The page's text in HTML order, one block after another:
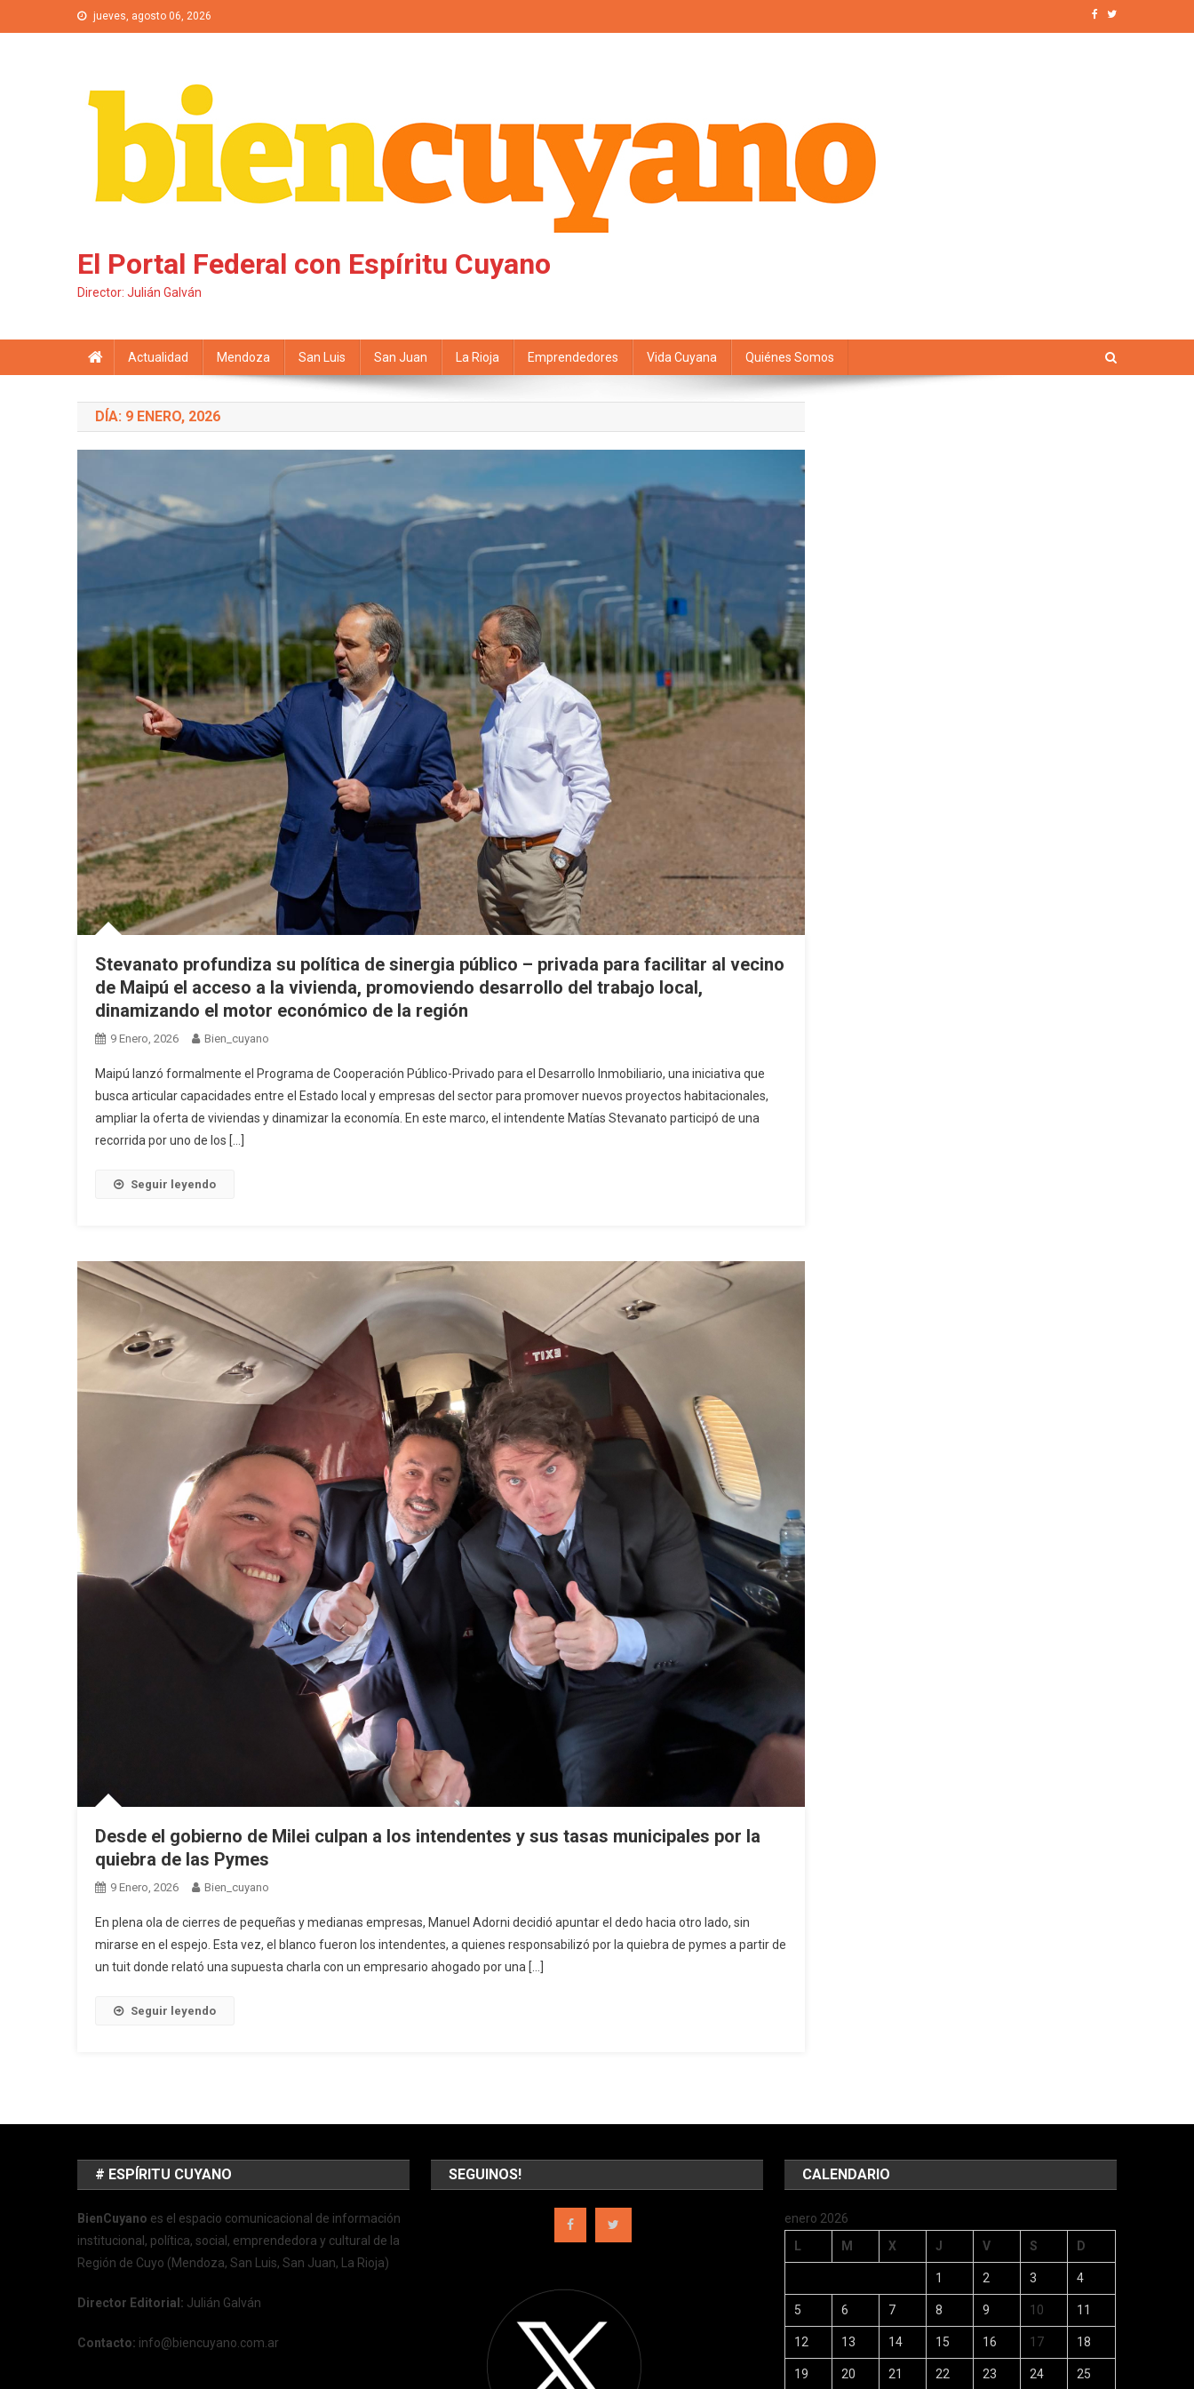
Saltar al contenidojueves, agosto 06, 2026
El Portal Federal con Espíritu Cuyano
Director: Julián Galván
Actualidad Mendoza San Luis San Juan La Rioja Emprendedores Vida Cuyana Quiénes Somos
DÍA: 9 ENERO, 2026
Stevanato profundiza su política de sinergia público – privada para facilitar al vecino
de Maipú el acceso a la vivienda, promoviendo desarrollo del trabajo local,
dinamizando el motor económico de la región
9 Enero, 2026 Bien_cuyano
Maipú lanzó formalmente el Programa de Cooperación Público-Privado para el Desarrollo Inmobiliario, una iniciativa que
busca articular capacidades entre el Estado local y empresas del sector para promover nuevos proyectos habitacionales,
ampliar la oferta de viviendas y dinamizar la economía. En este marco, el intendente Matías Stevanato participó de una
recorrida por uno de los […]
Seguir leyendo
Desde el gobierno de Milei culpan a los intendentes y sus tasas municipales por la
quiebra de las Pymes
9 Enero, 2026 Bien_cuyano
En plena ola de cierres de pequeñas y medianas empresas, Manuel Adorni decidió apuntar el dedo hacia otro lado, sin
mirarse en el espejo. Esta vez, el blanco fueron los intendentes, a quienes responsabilizó por la quiebra de pymes a partir de
un tuit donde relató una supuesta charla con un empresario ahogado por una […]
Seguir leyendo
# ESPÍRITU CUYANO
BienCuyano es el espacio comunicacional de información
institucional, política, social, emprendedora y cultural de la
Región de Cuyo (Mendoza, San Luis, San Juan, La Rioja)
Director Editorial: Julián Galván
Contacto: info@biencuyano.com.ar
SEGUINOS! CALENDARIO
enero 2026
L
M X J V S D
1 2 3 4
5 6 7 8 9 10 11
12 13 14 15 16 17 18
19 20 21 22 23 24 25